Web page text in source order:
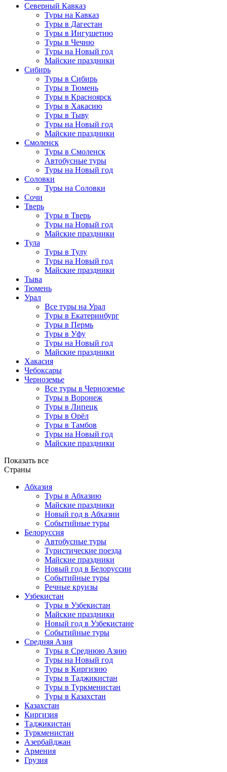
Северный Кавказ
Туры на Кавказ
Туры в Дагестан
Туры в Ингушетию
Туры в Чечню
Туры на Новый год
Майские праздники
Сибирь
Туры в Сибирь
Туры в Тюмень
Туры в Красноярск
Туры в Хакасию
Туры в Тыву
Туры на Новый год
Майские праздники
Смоленск
Туры в Смоленск
Автобусные туры
Туры на Новый год
Соловки
Туры на Соловки
Сочи
Тверь
Туры в Тверь
Туры на Новый год
Майские праздники
Тула
Туры в Тулу
Туры на Новый год
Майские праздники
Тыва
Тюмень
Урал
Все туры на Урал
Туры в Екатеринбург
Туры в Пермь
Туры в Уфу
Туры на Новый год
Майские праздники
Хакасия
Чебоксары
Черноземье
Все туры в Черноземье
Туры в Воронеж
Туры в Липецк
Туры в Орёл
Туры в Тамбов
Туры на Новый год
Майские праздники
Показать все
Страны
Абхазия
Туры в Абхазию
Майские праздники
Новый год в Абхазии
Событийные туры
Белоруссия
Автобусные туры
Туристические поезда
Майские праздники
Новый год в Белоруссии
Событийные туры
Речные круизы
Узбекистан
Туры в Узбекистан
Майские праздники
Новый год в Узбекистане
Событийные туры
Средняя Азия
Туры в Среднюю Азию
Туры на Новый год
Туры в Киргизию
Туры в Таджикистан
Туры в Туркменистан
Туры в Казахстан
Казахстан
Киргизия
Таджикистан
Туркменистан
Азербайджан
Армения
Грузия